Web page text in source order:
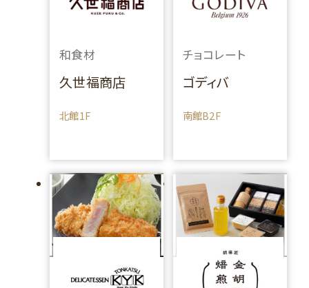
和食材
久世福商店
北館1F
チョコレート
ゴディバ
南館B2F